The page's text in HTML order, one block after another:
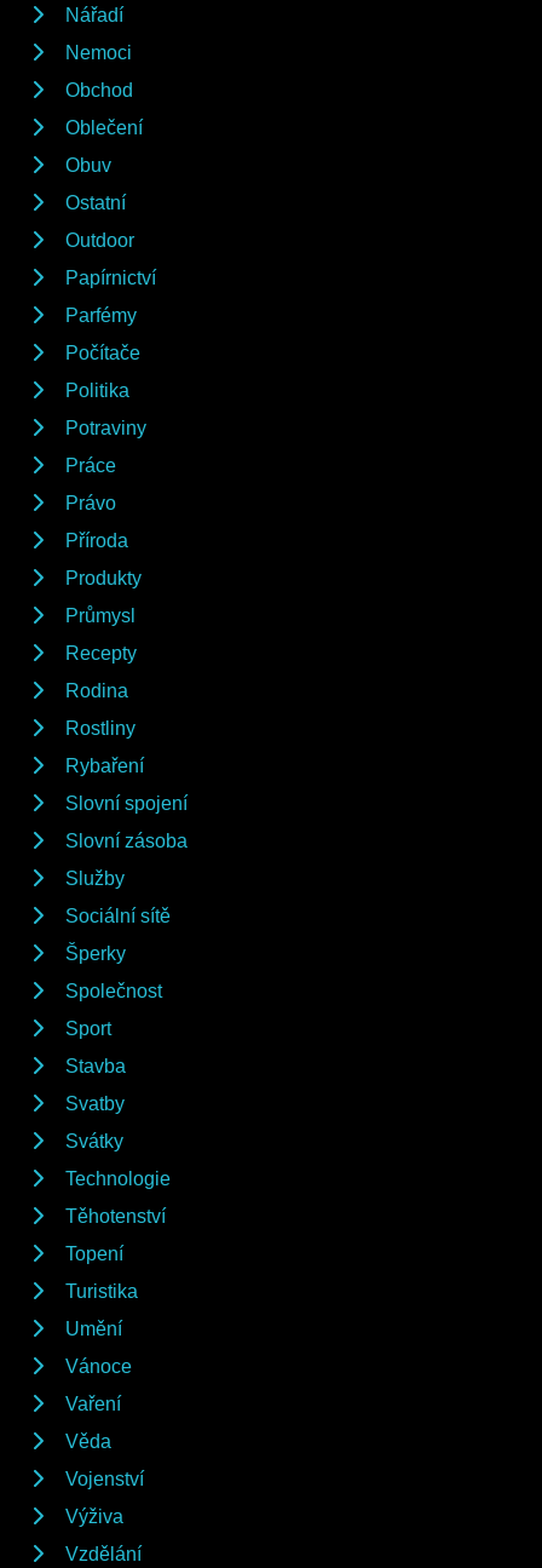
Nářadí
Nemoci
Obchod
Oblečení
Obuv
Ostatní
Outdoor
Papírnictví
Parfémy
Počítače
Politika
Potraviny
Práce
Právo
Příroda
Produkty
Průmysl
Recepty
Rodina
Rostliny
Rybaření
Slovní spojení
Slovní zásoba
Služby
Sociální sítě
Šperky
Společnost
Sport
Stavba
Svatby
Svátky
Technologie
Těhotenství
Topení
Turistika
Umění
Vánoce
Vaření
Věda
Vojenství
Výživa
Vzdělání